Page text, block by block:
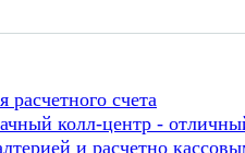
счета
колл-центр -
и расчетно